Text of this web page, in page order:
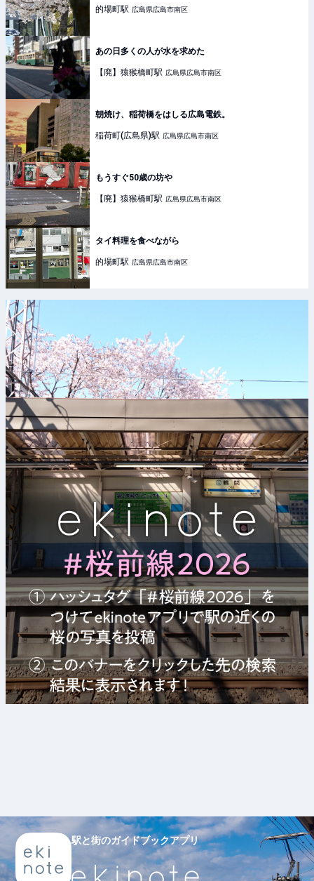
的場町駅 広島県広島市南区
あの日多くの人が水を求めた
【廃】猿猴橋町駅 広島県広島市南区
朝焼け、稲荷橋をはしる広島電鉄。
稲荷町(広島県)駅 広島県広島市南区
もうすぐ50歳の坊や
【廃】猿猴橋町駅 広島県広島市南区
タイ料理を食べながら
的場町駅 広島県広島市南区
駅と街のガイドブックアプリ